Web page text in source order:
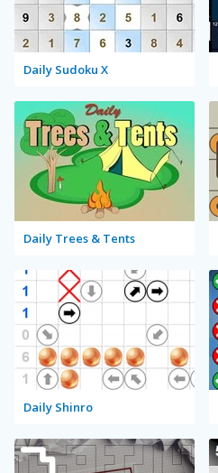
Daily Sudoku X
Daily Trees & Tents
Daily Shinro